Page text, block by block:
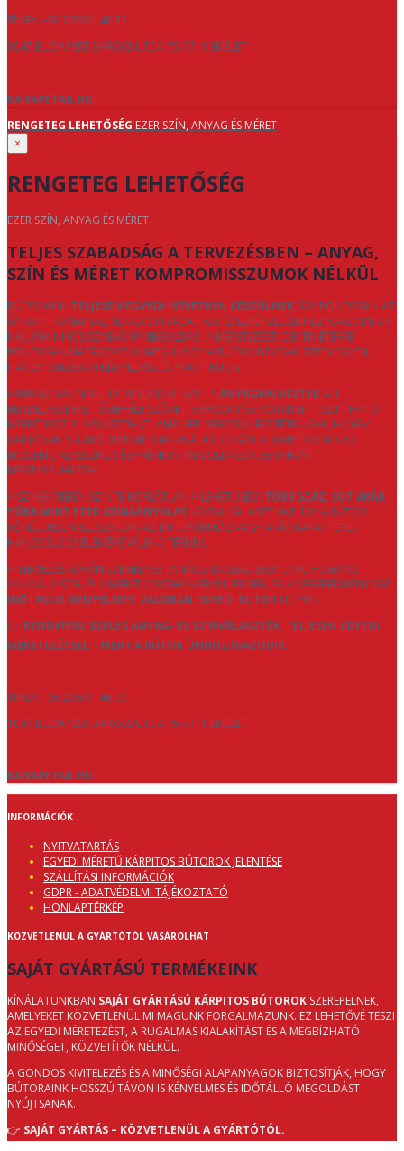
TÍMEA +36 20 561 46 33
1047 BUDAPEST BAROSS UTCA 75-77. 1 EMELET
KANAPETAR.HU
RENGETEG LEHETŐSÉG EZER SZÍN, ANYAG ÉS MÉRET
×
RENGETEG LEHETŐSÉG
EZER SZÍN, ANYAG ÉS MÉRET
TELJES SZABADSÁG A TERVEZÉSBEN – ANYAG,
SZÍN ÉS MÉRET KOMPROMISSZUMOK NÉLKÜL
BÚTORAINK TELJESEN EGYEDI MÉRETBEN KÉSZÜLNEK, ÍGY PONTOSAN AZ
ÖN OTTHONÁHOZ, TÉRADOTTSÁGAIHOZ ÉS ELKÉPZELÉSEIHEZ IGAZODNAK.
NÁLUNK NINCS SZABVÁNYMEGOLDÁS: A MÉRETEZÉST CENTIMÉTERRE
PONTOSAN HATÁROZZUK MEG, HOGY A BÚTOR NE CSAK SZÉP LEGYEN,
HANEM VALÓBAN KÉNYELMES ÉS PRAKTIKUS IS.
A KIALAKÍTÁS MELLETT RENDKÍVÜL SZÉLESANYAGVÁLASZTÉKÁLL
RENDELKEZÉSRE. TÖBBFÉLE SZÖVET, BÁRSONY ÉS KÖNNYEN TISZTÍTHATÓ
KÁRPIT KÖZÜL VÁLASZTHAT, AMELYEK NEMCSAK ESZTÉTIKUSAK, HANEM
TARTÓSAK IS A MINDENNAPI HASZNÁLAT SORÁN. A KÁRPITOK KÖZÖTT
MODERN, KLASSZIKUS ÉS PRÉMIUM MEGOLDÁSOK EGYARÁNT
MEGTALÁLHATÓK.
A SZÍNEK TERÉN SZINTE KORLÁTLAN A LEHETŐSÉG: TÖBB SZÁZ, SŐT AKÁR
TÖBB MINT EZER SZÍNÁRNYALAT KÖZÜL VÁLASZTHAT, ÍGY A BÚTOR
TÖKÉLETESEN ILLESZKEDIK AZ ENTERIŐRHÖZ VAGY AKÁR KARAKTERES
HANGSÚLYOS ELEMÉVÉ VÁLIK A TÉRNEK.
A TERVEZÉS SORÁN SZEMÉLYES TANÁCSADÁSSAL SEGÍTÜNK, HOGY AZ
ANYAG, A SZÍN ÉS A MÉRET ÖSSZHANGBAN LEGYEN, ÉS A VÉGEREDMÉNY EGY
IDŐTÁLLÓ, KÉNYELMES, VALÓBAN EGYEDI BÚTOR LEGYEN.
👉 RENDKÍVÜL SZÉLES ANYAG- ÉS SZÍNVÁLASZTÉK, TELJESEN EGYEDI
MÉRETEZÉSSEL – MERT A BÚTOR ÖNHÖZ IGAZODIK.
TÍMEA +36 20 561 46 33
1047 BUDAPEST BAROSS UTCA 75-77. 1 EMELET
KANAPETAR.HU
INFORMÁCIÓK
NYITVATARTÁS
EGYEDI MÉRETŰ KÁRPITOS BÚTOROK JELENTÉSE
SZÁLLÍTÁSI INFORMÁCIÓK
GDPR - ADATVÉDELMI TÁJÉKOZTATÓ
HONLAPTÉRKÉP
KÖZVETLENÜL A GYÁRTÓTÓL VÁSÁROLHAT
SAJÁT GYÁRTÁSÚ TERMÉKEINK
KÍNÁLATUNKBAN SAJÁT GYÁRTÁSÚ KÁRPITOS BÚTOROK SZEREPELNEK,
AMELYEKET KÖZVETLENÜL MI MAGUNK FORGALMAZUNK. EZ LEHETŐVÉ TESZI
AZ EGYEDI MÉRETEZÉST, A RUGALMAS KIALAKÍTÁST ÉS A MEGBÍZHATÓ
MINŐSÉGET, KÖZVETÍTŐK NÉLKÜL.
A GONDOS KIVITELEZÉS ÉS A MINŐSÉGI ALAPANYAGOK BIZTOSÍTJÁK, HOGY
BÚTORAINK HOSSZÚ TÁVON IS KÉNYELMES ÉS IDŐTÁLLÓ MEGOLDÁST
NYÚJTSANAK.
👉 SAJÁT GYÁRTÁS – KÖZVETLENÜL A GYÁRTÓTÓL.